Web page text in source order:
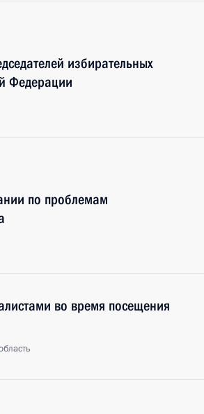
избирательных
Федерации
по проблемам
во время посещения